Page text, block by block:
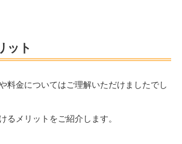
ット
料金についてはご理解いただけましたでし
るメリットをご紹介します。